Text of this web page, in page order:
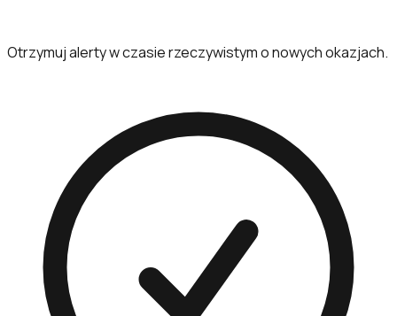
Otrzymuj alerty w czasie rzeczywistym o nowych okazjach.